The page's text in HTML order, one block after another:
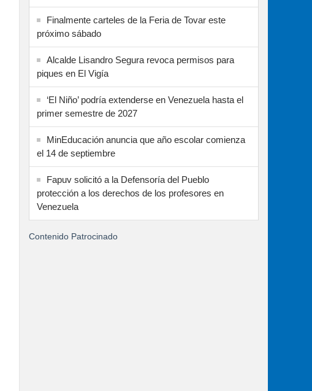
Finalmente carteles de la Feria de Tovar este
próximo sábado
Alcalde Lisandro Segura revoca permisos para
piques en El Vigía
‘El Niño’ podría extenderse en Venezuela hasta el
primer semestre de 2027
MinEducación anuncia que año escolar comienza
el 14 de septiembre
Fapuv solicitó a la Defensoría del Pueblo
protección a los derechos de los profesores en
Venezuela
Contenido Patrocinado